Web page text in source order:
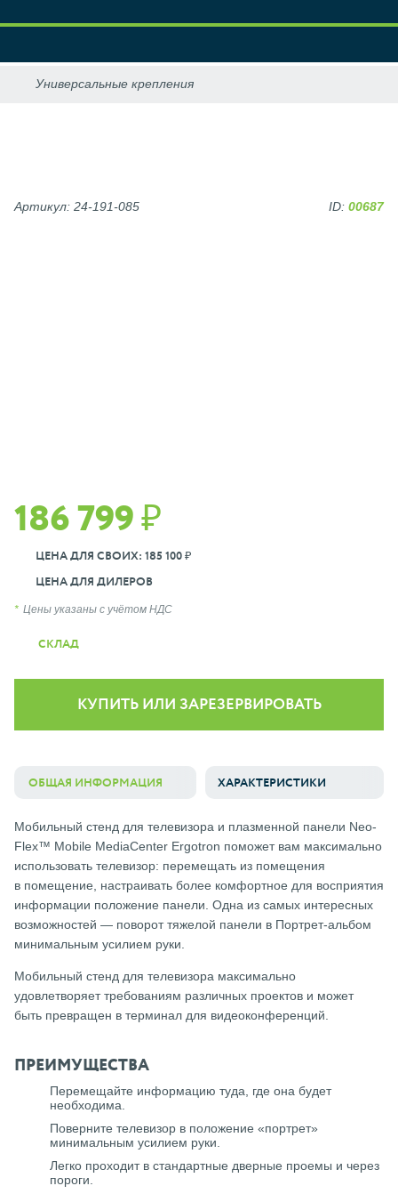
186 799 ₽
ЦЕНА ДЛЯ СВОИХ: 185 100 ₽
ЦЕНА ДЛЯ ДИЛЕРОВ
Цены указаны с учётом НДС
СКЛАД
Артикул: 24-191-085 ID: 00687
КУПИТЬ ИЛИ ЗАРЕЗЕРВИРОВАТЬ
ОБЩАЯ ИНФОРМАЦИЯ ХАРАКТЕРИСТИКИ
Мобильный стенд для телевизора и плазменной панели Neo-
Flex™ Mobile MediaCenter Ergotron поможет вам максимально
использовать телевизор: перемещать из помещения
в помещение, настраивать более комфортное для восприятия
информации положение панели. Одна из самых интересных
возможностей — поворот тяжелой панели в Портрет-альбом
минимальным усилием руки.
Мобильный стенд для телевизора максимально
удовлетворяет требованиям различных проектов и может
быть превращен в терминал для видеоконференций.
ПРЕИМУЩЕСТВА
Перемещайте информацию туда, где она будет
необходима.
Поверните телевизор в положение «портрет»
минимальным усилием руки.
Легко проходит в стандартные дверные проемы и через
пороги.